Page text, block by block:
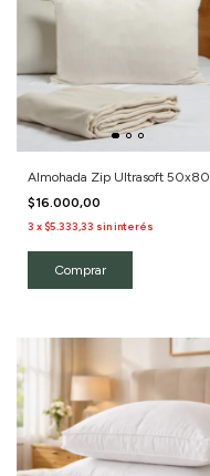
Almohada Zip Ultrasoft 50x80
$16.000,00
3 x$5.333,33 sin interés